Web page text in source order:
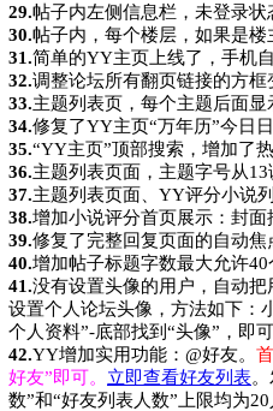
29.帖子内左侧信息栏，未登录状
30.帖子内，每个楼层，如果是楼
31.简单的YY主页上线了，手机
32.调整论坛所有翻页链接的方
33.主题列表页，每个主题后面显
34.修复了YY主页“万年历”今日
35.“YY主页”顶部搜索，增加了
36.主题列表页面，主题字号从13
37.主题列表页面、YY评分小说
38.增加小说评分首页展示：封
39.修复了完整回复页面的自动焦
40.增加帖子标题字数最大允许40
41.没有设置头像的用户，自动
设置个人论坛头像，方法如下：
个人资料”-底部找到“头像”，即
42.YY增加实用功能：@好友。
好友”即可。 立即查看好友列表
数”和“好友列表人数”上限均为20